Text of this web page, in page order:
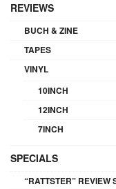
REVIEWS
BUCH & ZINE
TAPES
VINYL
10INCH
12INCH
7INCH
SPECIALS
“RATTSTER” REVIEW